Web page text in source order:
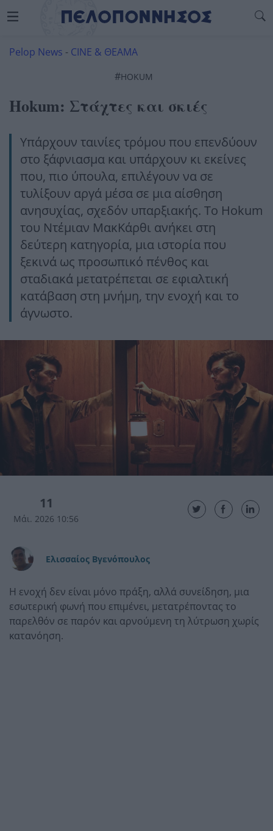
Pelop News - CINE & ΘΕΑΜΑ
#HOKUM
Hokum: Στάχτες και σκιές
Υπάρχουν ταινίες τρόμου που επενδύουν
στο ξάφνιασμα και υπάρχουν κι εκείνες
που, πιο ύπουλα, επιλέγουν να σε
τυλίξουν αργά μέσα σε μια αίσθηση
ανησυχίας, σχεδόν υπαρξιακής. Το Hokum
του Ντέμιαν ΜακΚάρθι ανήκει στη
δεύτερη κατηγορία, μια ιστορία που
ξεκινά ως προσωπικό πένθος και
σταδιακά μετατρέπεται σε εφιαλτική
κατάβαση στη μνήμη, την ενοχή και το
άγνωστο.
11
Μάι. 2026 10:56
Ελισσαίος Βγενόπουλος
Η ενοχή δεν είναι μόνο πράξη, αλλά συνείδηση, μια
εσωτερική φωνή που επιμένει, μετατρέποντας το
παρελθόν σε παρόν και αρνούμενη τη λύτρωση χωρίς
κατανόηση.